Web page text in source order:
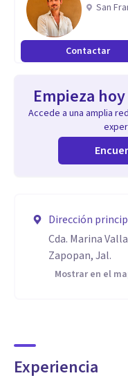
San
Contactar
Empieza
Accede a una amplia
Dirección
Cda. Marina
Zapopan, Jal.
Mostrar en el
Experiencia